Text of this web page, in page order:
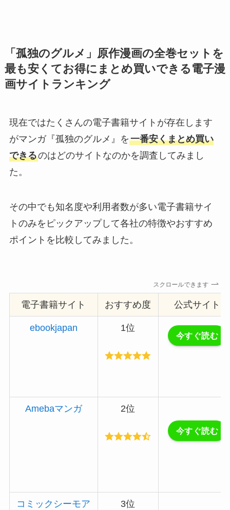
「孤独のグルメ」原作漫画の全巻セットを
最も安くてお得にまとめ買いできる電子漫
画サイトランキング
現在ではたくさんの電子書籍サイトが存在します
がマンガ『孤独のグルメ』を一番安くまとめ買い
できるのはどのサイトなのかを調査してみまし
た。
その中でも知名度や利用者数が多い電子書籍サイ
トのみをピックアップして各社の特徴やおすすめ
ポイントを比較してみました。
スクロールできます
電子書籍サイト おすすめ度 公式サイト
ebookjapan 1位
今すぐ読む
Amebaマンガ 2位
今すぐ読む
コミックシーモア 3位